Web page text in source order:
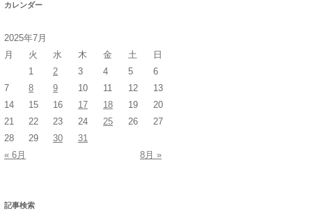
カレンダー
2025年7月
月
火 水 木 金 土
日
1
2 3 4 5
6
7
8 9 10 11 12
13
14
15 16 17 18 19
20
21
22 23 24 25 26
27
28
29 30
31
« 6月
8月 »
記事検索